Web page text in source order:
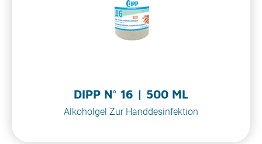
DIPP N° 16 | 500 ML
Alkoholgel Zur Handdesinfektion